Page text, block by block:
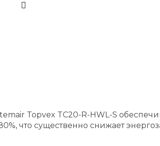
Topvex TC20-R-HWL-S
что существенно снижает